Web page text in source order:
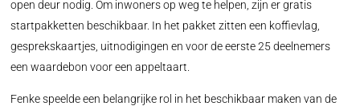
open deur nodig. Om inwoners op weg te helpen, zijn er gratis
startpakketten beschikbaar. In het pakket zitten een koffievlag,
gesprekskaartjes, uitnodigingen en voor de eerste 25 deelnemers
een waardebon voor een appeltaart.
Fenke speelde een belangrijke rol in het beschikbaar maken van de